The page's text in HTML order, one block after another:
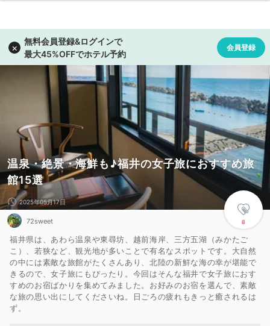
温泉・絶景・海鮮も♪福井の女子旅におすすめ旅
館15選
8
2025年05月17日
72sweet
福井県は、あわら温泉や東尋坊、越前海岸、三方五湖（みかたご
こ）、若狭など、観光地が多いことで有名なスポットです。大自然
の中には素敵な旅館がたくさんあり、北陸の新鮮な海の幸が堪能で
きるので、女子旅にもぴったり。今回はそんな福井で女子旅におす
すめのお宿ばかりを集めてみました。お好みのお宿を選んで、素敵
な旅の思い出にしてくださいね。日ごろの疲れもきっと癒されるは
ず。